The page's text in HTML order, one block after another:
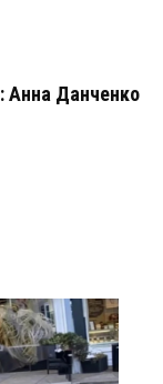
Анна Данченко